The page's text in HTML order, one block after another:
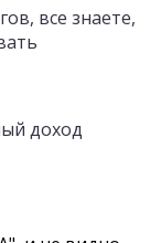
все знаете,
доход